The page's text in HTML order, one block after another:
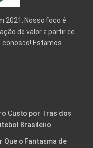
2021. Nosso foco é
de valor a partir de
conosco! Estamos
Custo por Trás dos
Brasileiro
Que o Fantasma de